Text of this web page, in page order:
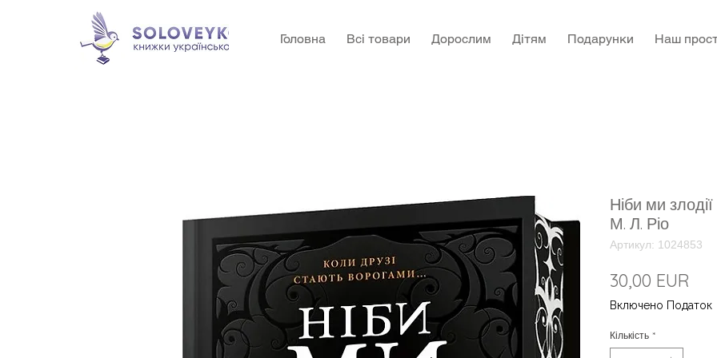
Головна Всі товари Дорослим Дітям Подарунки Наш
Ніби ми
М. Л. Ріо
Артикул: 1024853
30,00 EUR
Включено Податок
Кількість *